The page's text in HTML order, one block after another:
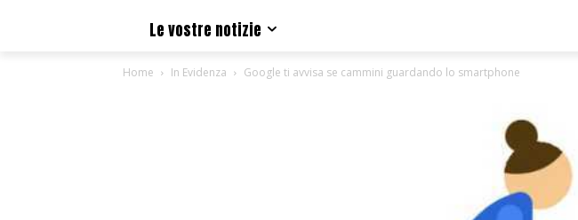
Le vostre notizie
Home In Evidenza Google ti avvisa se cammini guardando lo smartphone